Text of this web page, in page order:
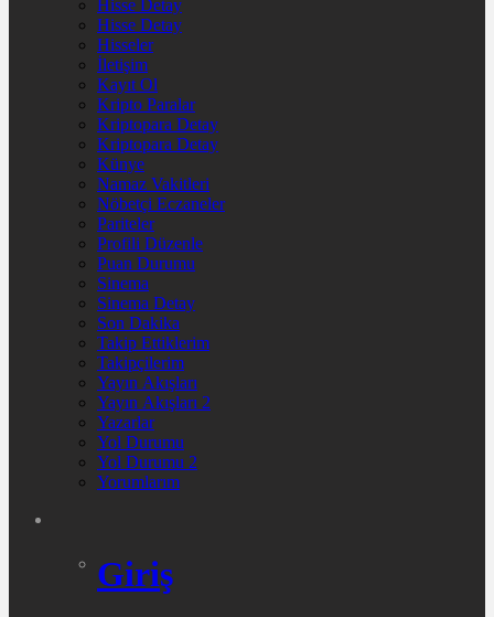
Hisse Detay
Hisse Detay
Hisseler
İletişim
Kayıt Ol
Kripto Paralar
Kriptopara Detay
Kriptopara Detay
Künye
Namaz Vakitleri
Nöbetçi Eczaneler
Pariteler
Profili Düzenle
Puan Durumu
Sinema
Sinema Detay
Son Dakika
Takip Ettiklerim
Takipçilerim
Yayın Akışları
Yayın Akışları 2
Yazarlar
Yol Durumu
Yol Durumu 2
Yorumlarım
Giriş